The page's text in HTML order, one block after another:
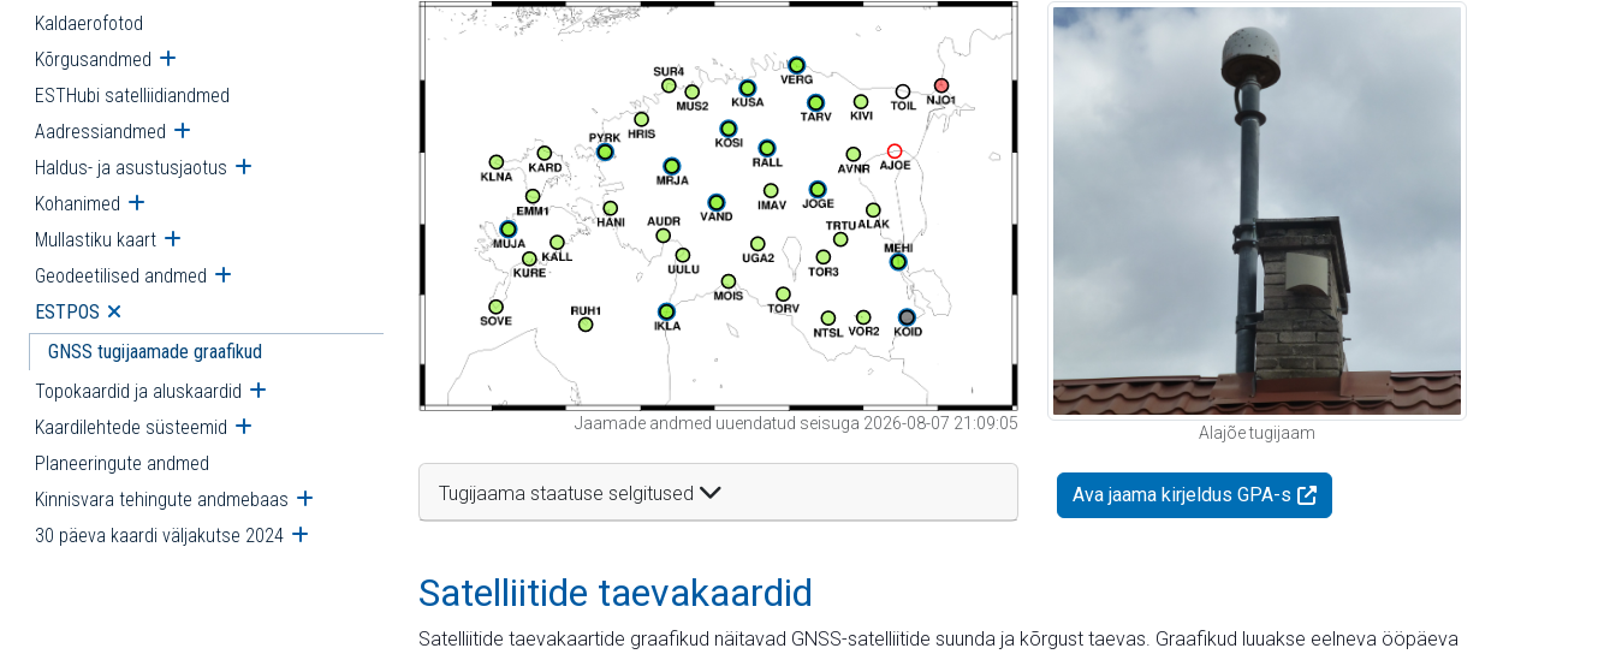
Kaldaerofotod
Kõrgusandmed Ava alammenüü
ESTHubi satelliidiandmed
Aadressiandmed Ava alammenüü
Haldus- ja asustusjaotus Ava alammenüü
Kohanimed Ava alammenüü
Mullastiku kaart Ava alammenüü
Geodeetilised andmed Ava alammenüü
ESTPOS Ava alammenüü
GNSS tugijaamade graafikud
Topokaardid ja aluskaardid Ava alammenüü
Kaardilehtede süsteemid Ava alammenüü
Planeeringute andmed
Kinnisvara tehingute andmebaas Ava alammenüü
30 päeva kaardi väljakutse 2024 Ava alammenüü
Jaamade andmed uuendatud seisuga 2026-08-07 21:09:05
Tugijaama staatuse selgitused
Alajõe tugijaam
Ava jaama kirjeldus GPA-s
Satelliitide taevakaardid
Satelliitide taevakaartide graafikud näitavad GNSS-satelliitide suunda ja kõrgust taevas. Graafikud luuakse eelneva ööpäeva